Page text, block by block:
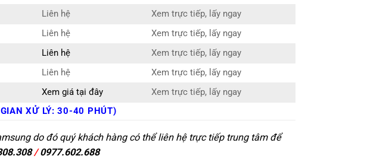
Liên hệ
Xem trực tiếp, lấy ngay
Liên hệ
Xem trực tiếp, lấy ngay
Liên hệ
Xem trực tiếp, lấy ngay
Liên hệ
Xem trực tiếp, lấy ngay
Xem giá tại đây
Xem trực tiếp, lấy ngay
XỬ LÝ: 30-40 PHÚT)
do đó quý khách hàng có thể liên hệ trực tiếp trung tâm để
/0977.602.688